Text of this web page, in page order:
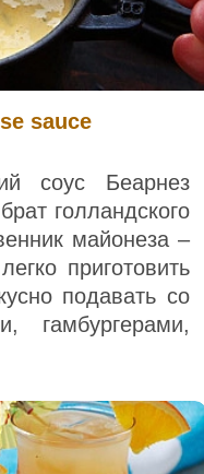
sauce
соус Беарнез
голландского
майонеза –
приготовить
подавать со
гамбургерами,